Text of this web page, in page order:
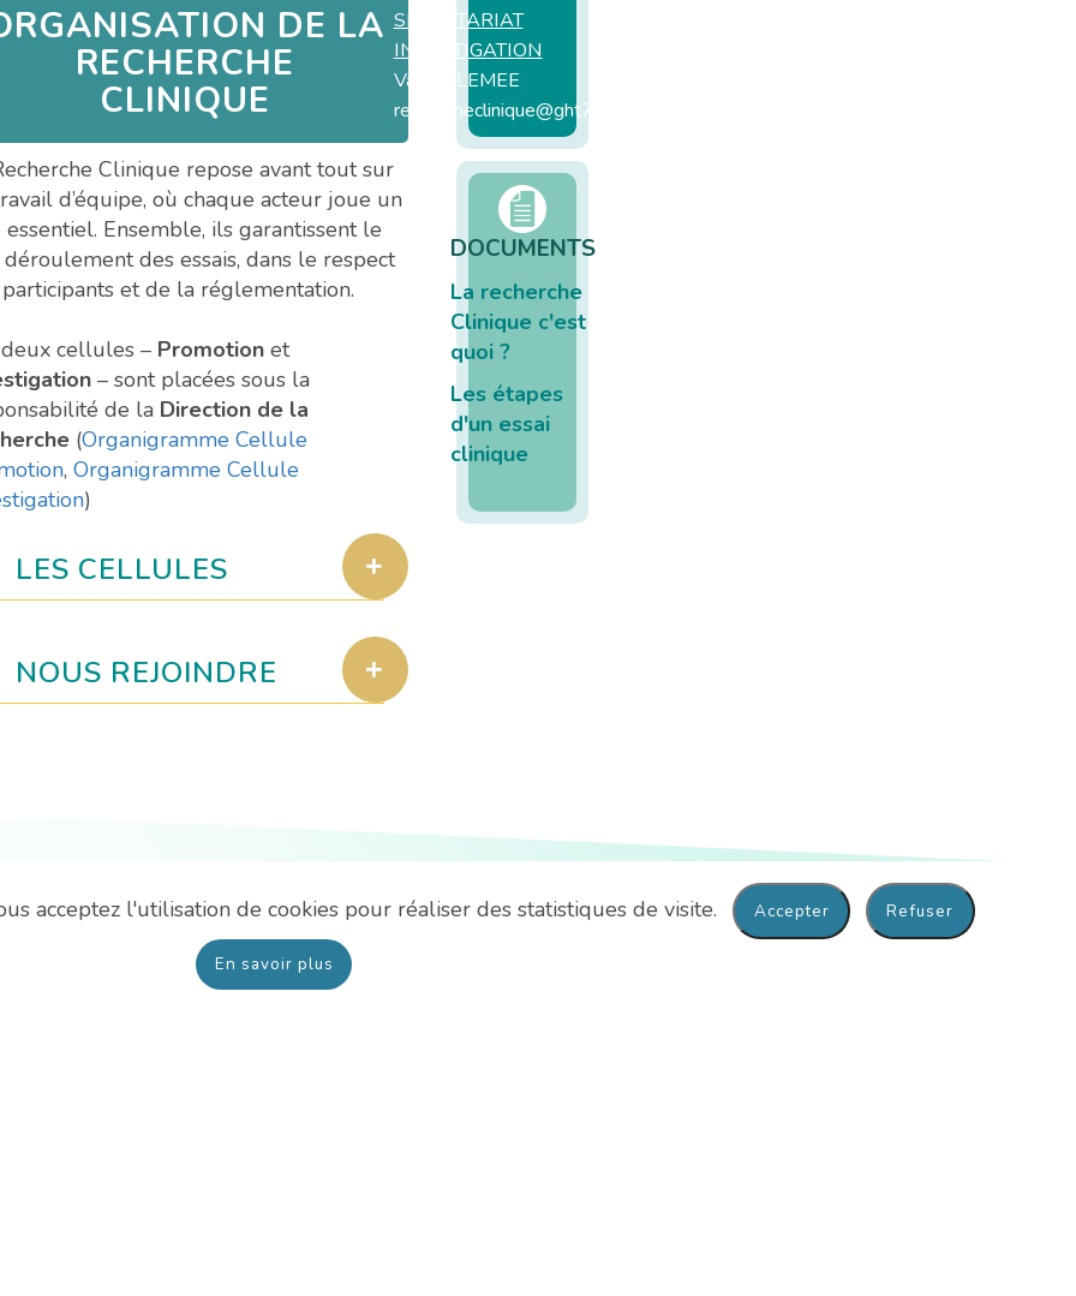
DE LA
RECHERCHE
CLINIQUE
Clinique repose avant tout sur
d’équipe, où chaque acteur joue un
Ensemble, ils garantissent le
des essais, dans le respect
et de la réglementation.
cellules – Promotionet
– sont placées sous la
de la Direction de la
(Organigramme Cellule
, Organigramme Cellule
)
LES CELLULES
NOUS REJOINDRE
SECRETARIAT
INVESTIGATION
Valérie LEMEE
rechercheclinique@ght78sud.fr
DOCUMENTS
La recherche
Clinique c'est
quoi ?
Les étapes
d'un essai
clinique
nous
Nous contacter
Où nous trouver
acceptez l'utilisation de cookies pour réaliser des statistiques de visite.
En savoir plus